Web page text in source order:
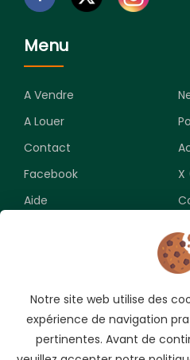
Menu
A Vendre
A Louer
Contact
Facebook
X
Aide
Souscrivez pour recevoir les
Notre site web utilise des
expérience de navigation
pertinentes. Avant de